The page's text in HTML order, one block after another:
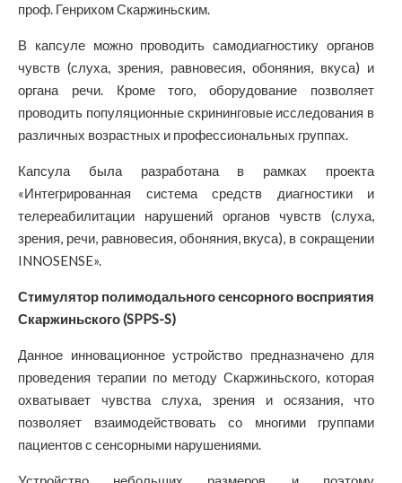
проф. Генрихом Скаржиньским.
В капсуле можно проводить самодиагностику органов
чувств (слуха, зрения, равновесия, обоняния, вкуса) и
органа речи. Кроме того, оборудование позволяет
проводить популяционные скрининговые исследования в
различных возрастных и профессиональных группах.
Капсула была разработана в рамках проекта
«Интегрированная система средств диагностики и
телереабилитации нарушений органов чувств (слуха,
зрения, речи, равновесия, обоняния, вкуса), в сокращении
INNOSENSE».
Стимулятор полимодального сенсорного восприятия
Скаржиньского (SPPS-S)
Данное инновационное устройство предназначено для
проведения терапии по методу Скаржиньского, которая
охватывает чувства слуха, зрения и осязания, что
позволяет взаимодействовать со многими группами
пациентов с сенсорными нарушениями.